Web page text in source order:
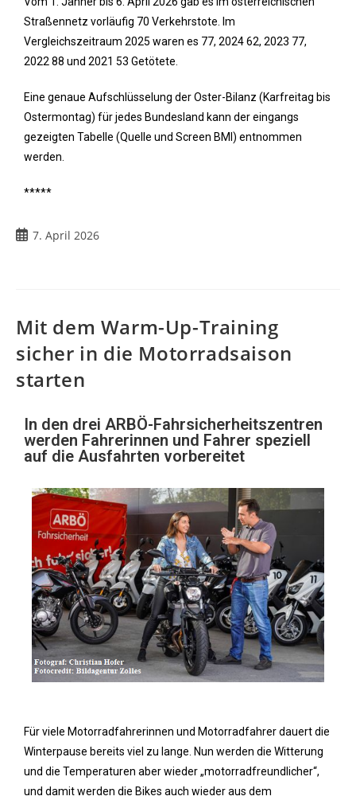
Straßennetz vorläufig 70 Verkehrstote. Im
Vergleichszeitraum 2025 waren es 77, 2024 62, 2023 77,
2022 88 und 2021 53 Getötete.
Eine genaue Aufschlüsselung der Oster-Bilanz (Karfreitag bis
Ostermontag) für jedes Bundesland kann der eingangs
gezeigten Tabelle (Quelle und Screen BMI) entnommen
werden.
*****
7. April 2026
Mit dem Warm-Up-Training
sicher in die Motorradsaison
starten
In den drei ARBÖ-Fahrsicherheitszentren
werden Fahrerinnen und Fahrer speziell
auf die Ausfahrten vorbereitet
Für viele Motorradfahrerinnen und Motorradfahrer dauert die
Winterpause bereits viel zu lange. Nun werden die Witterung
und die Temperaturen aber wieder „motorradfreundlicher“,
und damit werden die Bikes auch wieder aus dem